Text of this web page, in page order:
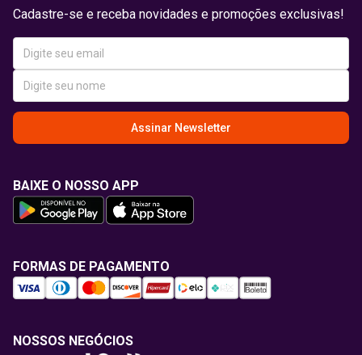
Cadastre-se e receba novidades e promoções exclusivas!
Assinar Newsletter
BAIXE O NOSSO APP
FORMAS DE PAGAMENTO
NOSSOS NEGÓCIOS